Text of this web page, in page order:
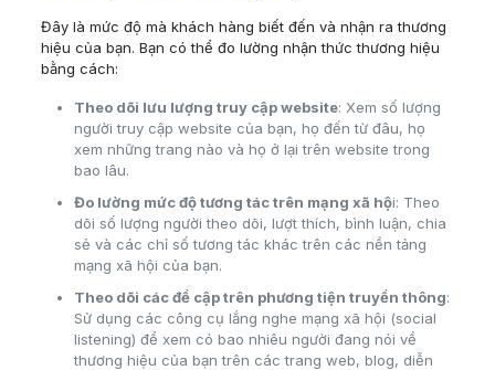
Đây là mức độ mà khách hàng biết đến và nhận ra thương
hiệu của bạn. Bạn có thể đo lường nhận thức thương hiệu
bằng cách:
Theo dõi lưu lượng truy cập website: Xem số lượng
người truy cập website của bạn, họ đến từ đâu, họ
xem những trang nào và họ ở lại trên website trong
bao lâu.
Đo lường mức độ tương tác trên mạng xã hội: Theo
dõi số lượng người theo dõi, lượt thích, bình luận, chia
sẻ và các chỉ số tương tác khác trên các nền tảng
mạng xã hội của bạn.
Theo dõi các đề cập trên phương tiện truyền thông:
Sử dụng các công cụ lắng nghe mạng xã hội (social
listening) để xem có bao nhiêu người đang nói về
thương hiệu của bạn trên các trang web, blog, diễn